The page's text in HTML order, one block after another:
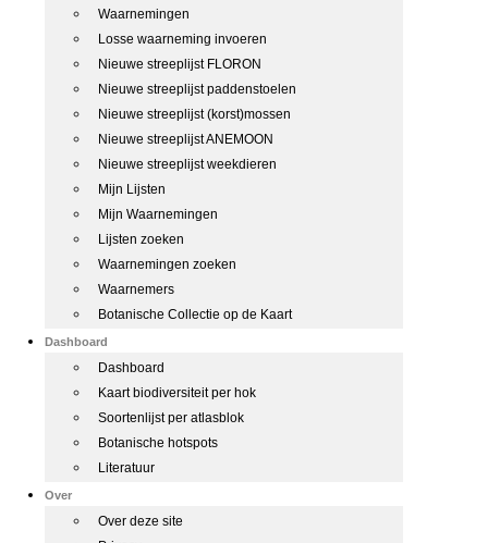
Waarnemingen
Losse waarneming invoeren
Nieuwe streeplijst FLORON
Nieuwe streeplijst paddenstoelen
Nieuwe streeplijst (korst)mossen
Nieuwe streeplijst ANEMOON
Nieuwe streeplijst weekdieren
Mijn Lijsten
Mijn Waarnemingen
Lijsten zoeken
Waarnemingen zoeken
Waarnemers
Botanische Collectie op de Kaart
Dashboard
Dashboard
Kaart biodiversiteit per hok
Soortenlijst per atlasblok
Botanische hotspots
Literatuur
Over
Over deze site